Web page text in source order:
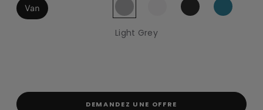
Van
Light Grey
DEMANDEZ UNE OFFRE